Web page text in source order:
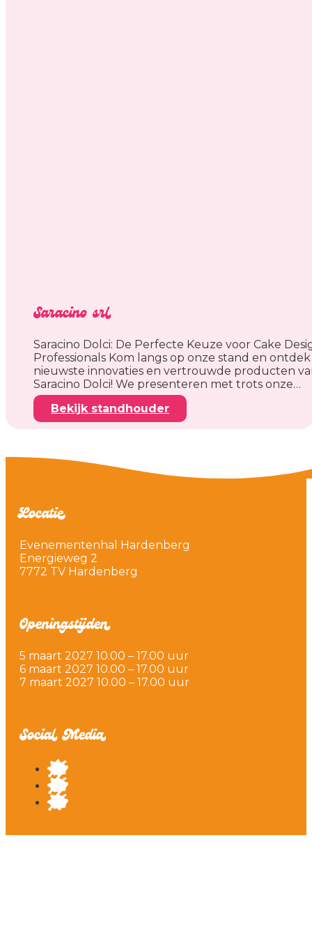
Saracino srl
Saracino Dolci: De Perfecte Keuze voor Cake
Professionals Kom langs op onze stand en
nieuwste innovaties en vertrouwde producten
Saracino Dolci! We presenteren met trots onze…
Bekijk standhouder
Locatie
Evenementenhal Hardenberg
Energieweg 2
7772 TV Hardenberg
Openingstijden
5 maart 2027 10.00 – 17.00 uur
6 maart 2027 10.00 – 17.00 uur
7 maart 2027 10.00 – 17.00 uur
Social Media